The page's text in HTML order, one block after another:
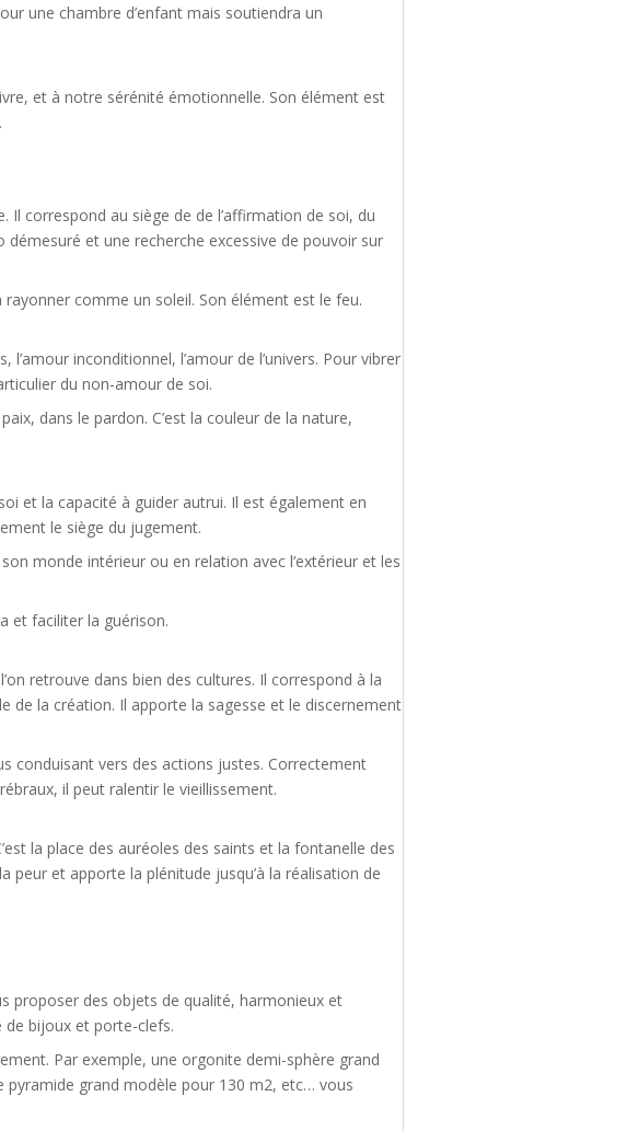
une chambre d’enfant mais soutiendra un
et à notre sérénité émotionnelle. Son élément est
Il correspond au siège de de l’affirmation de soi, du
et une recherche excessive de pouvoir sur
comme un soleil. Son élément est le feu.
inconditionnel, l’amour de l’univers. Pour vibrer
du non-amour de soi.
dans le pardon. C’est la couleur de la nature,
et la capacité à guider autrui. Il est également en
le siège du jugement.
monde intérieur ou en relation avec l’extérieur et les
et faciliter la guérison.
retrouve dans bien des cultures. Il correspond à la
de la création. Il apporte la sagesse et le discernement
conduisant vers des actions justes. Correctement
il peut ralentir le vieillissement.
la place des auréoles des saints et la fontanelle des
peur et apporte la plénitude jusqu’à la réalisation de
proposer des objets de qualité, harmonieux et
de bijoux et porte-clefs.
Par exemple, une orgonite demi-sphère grand
grand modèle pour 130 m2, etc… vous